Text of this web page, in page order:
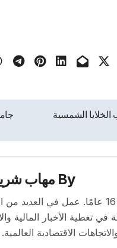
الشمسية
By مهاب
محرر اقتصادي ذو خبرة تتجاوز 16
تغطية الأخبار المالية
الاقتصادية